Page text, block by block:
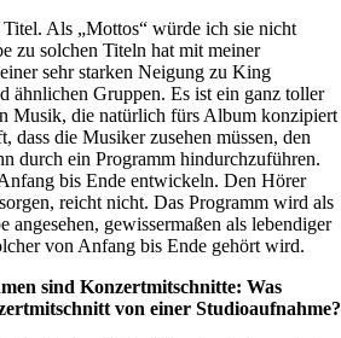
Als „Mottos“ würde ich sie nicht
zu solchen Titeln hat mit meiner
sehr starken Neigung zu King
ähnlichen Gruppen. Es ist ein ganz toller
Musik, die natürlich fürs Album konzipiert
dass die Musiker zusehen müssen, den
durch ein Programm hindurchzuführen.
bis Ende entwickeln. Den Hörer
reicht nicht. Das Programm wird als
angesehen, gewissermaßen als lebendiger
von Anfang bis Ende gehört wird.
sind Konzertmitschnitte: Was
von einer Studioaufnahme?